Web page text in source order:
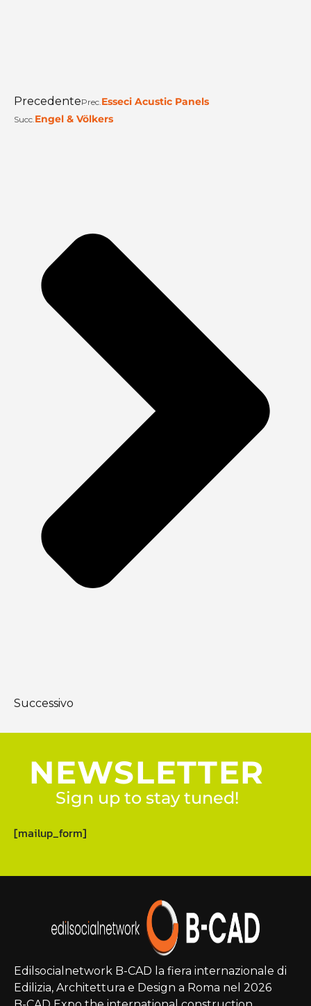
PrecedentePrec.Esseci Acustic Panels
Succ.Engel & Völkers
Successivo
NEWSLETTER
Sign up to stay tuned!
[mailup_form]
Edilsocialnetwork B-CAD la fiera internazionale di
Edilizia, Architettura e Design a Roma nel 2026